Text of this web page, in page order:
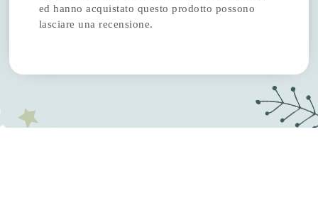
ed hanno acquistato questo prodotto possono
lasciare una recensione.